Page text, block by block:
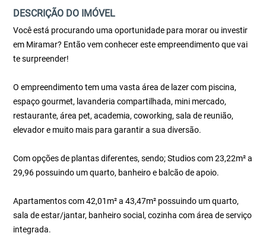
DESCRIÇÃO DO IMÓVEL
Você está procurando uma oportunidade para morar ou investir
em Miramar? Então vem conhecer este empreendimento que vai
te surpreender!
O empreendimento tem uma vasta área de lazer com piscina,
espaço gourmet, lavanderia compartilhada, mini mercado,
restaurante, área pet, academia, coworking, sala de reunião,
elevador e muito mais para garantir a sua diversão.
Com opções de plantas diferentes, sendo; Studios com 23,22m² a
29,96 possuindo um quarto, banheiro e balcão de apoio.
Apartamentos com 42,01m² a 43,47m² possuindo um quarto,
sala de estar/jantar, banheiro social, cozinha com área de serviço
integrada.